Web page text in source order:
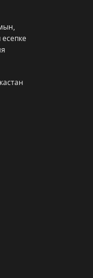
есепке